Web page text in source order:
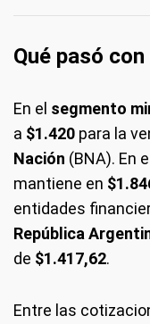
Qué pasó
En el segmento
a $1.420 para la
Nación (BNA). En
mantiene en
entidades
República
de $1.417,62.
Entre las